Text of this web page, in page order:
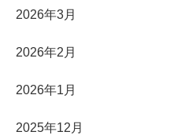
2026年3月
2026年2月
2026年1月
2025年12月